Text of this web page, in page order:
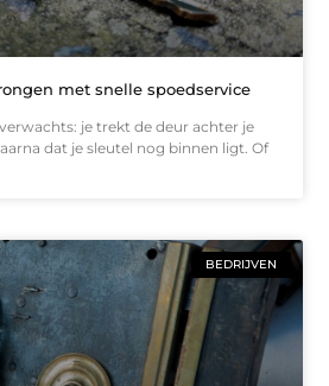
met snelle spoedservice
je trekt de deur achter je
dat je sleutel nog binnen ligt. Of
BEDRIJVEN